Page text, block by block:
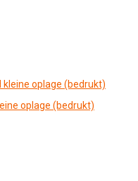
oplage (bedrukt)